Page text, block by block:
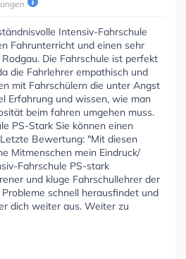
Intensiv-Fahrschule
Fahrunterricht und einen sehr
Die Fahrschule ist perfekt
die Fahrlehrer empathisch und
mit Fahrschülern die unter Angst
Erfahrung und wissen, wie man
beim fahren umgehen muss.
PS-Stark Sie können einen
Bewertung: "Mit diesen
Mitmenschen mein Eindruck/
Fahrschule PS-stark
und kluge Fahrschullehrer der
schnell herausfindet und
dich weiter aus. Weiter zu